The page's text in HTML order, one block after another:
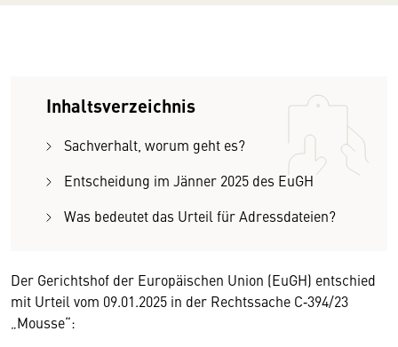
Inhaltsverzeichnis
Sachverhalt, worum geht es?
Entscheidung im Jänner 2025 des EuGH
Was bedeutet das Urteil für Adressdateien?
Der Gerichtshof der Europäischen Union (EuGH) entschied
mit Urteil vom 09.01.2025 in der Rechtssache C‑394/23
„Mousse“: